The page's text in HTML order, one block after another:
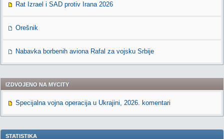
Rat Izrael i SAD protiv Irana 2026
Orešnik
Nabavka borbenih aviona Rafal za vojsku Srbije
IZDVOJENO NA MYCITY
Specijalna vojna operacija u Ukrajini, 2026. komentari
STATISTIKA